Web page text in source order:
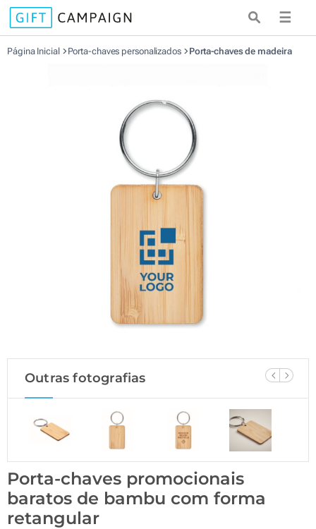
☰
Página Inicial Porta-chaves personalizados Porta-chaves de madeira
Outras fotografias
Porta-chaves promocionais
baratos de bambu com forma
retangular